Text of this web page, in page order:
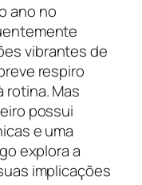
ano no
vibrantes de
respiro
Mas
possui
e uma
explora a
implicações